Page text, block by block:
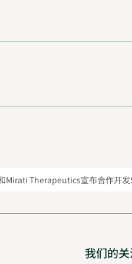
Mirati Therapeutics宣布合作开发
我们的